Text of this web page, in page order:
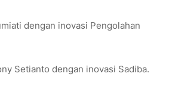
dengan inovasi Pengolahan
Setianto dengan inovasi Sadiba.